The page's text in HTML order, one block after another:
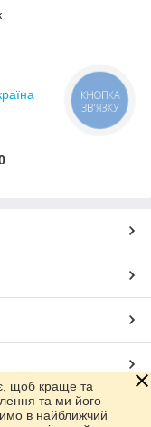
щоб краще та
та ми його
в найближчий
КНОПКА
ЗВ'ЯЗКУ